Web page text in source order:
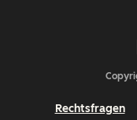
Rechtsfragen